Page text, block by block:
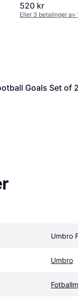
520 kr
Eller 3 betalinger av
Goals Set of 2
Umbro
Umbro